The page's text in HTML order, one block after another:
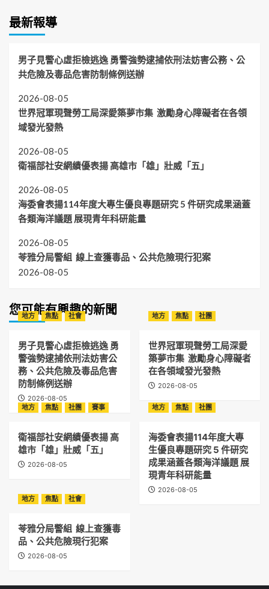
最新報導
男子見警心虛拒檢逃逸 勇警強勢逮捕依刑法妨害公務、公
共危險及毒品危害防制條例送辦
2026-08-05
世界冠軍現聲勞工局深愛築夢市集 激勵身心障礙者在各領
域發光發熱
2026-08-05
衛福部社安網績優表揚 高雄市「雄」壯威「五」
2026-08-05
海委會表揚114年度大專生優良專題研究 5 件研究成果涵蓋
各類海洋議題 展現青年科研能量
2026-08-05
苓雅分局警組 線上查獲毒品、公共危險現行犯案
2026-08-05
您可能有興趣的新聞
地方 焦點 社會
男子見警心虛拒檢逃逸 勇
警強勢逮捕依刑法妨害公
務、公共危險及毒品危害
防制條例送辦
2026-08-05
地方 焦點 社團
世界冠軍現聲勞工局深愛
築夢市集 激勵身心障礙者
在各領域發光發熱
2026-08-05
地方 焦點 社團 賽事
衛福部社安網績優表揚 高
雄市「雄」壯威「五」
2026-08-05
地方 焦點 社團
海委會表揚114年度大專
生優良專題研究 5 件研究
成果涵蓋各類海洋議題 展
現青年科研能量
2026-08-05
地方
焦點 社會
苓雅分局警組 線上查獲毒
品、公共危險現行犯案
2026-08-05